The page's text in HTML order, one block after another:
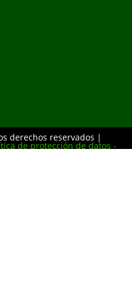
derechos reservados |
de protección de datos -